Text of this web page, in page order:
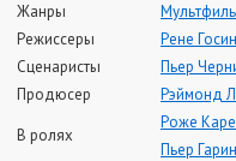
Жанры
Режиссеры
Рене
Сценаристы
Пьер
Продюсер
Рэймонд
В ролях
Роже
Пьер Гарин